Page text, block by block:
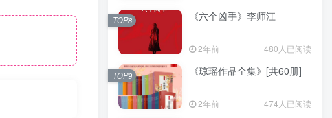
《六个凶手》李师江
2年前 480人已阅读
TOP8
《琼瑶作品全集》[共60册]
2年前 474人已阅读
TOP9